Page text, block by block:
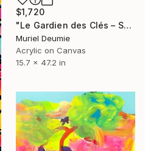
$1,720
"Le Gardien des Clés – Saint Pierre" Painting
Muriel Deumie
Acrylic on Canvas
15.7 x 47.2 in